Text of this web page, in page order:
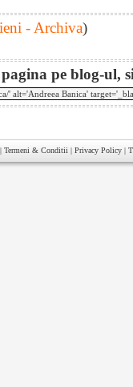
- Archiva)
pe blog-ul,
Termeni & Conditii | Privacy Policy |